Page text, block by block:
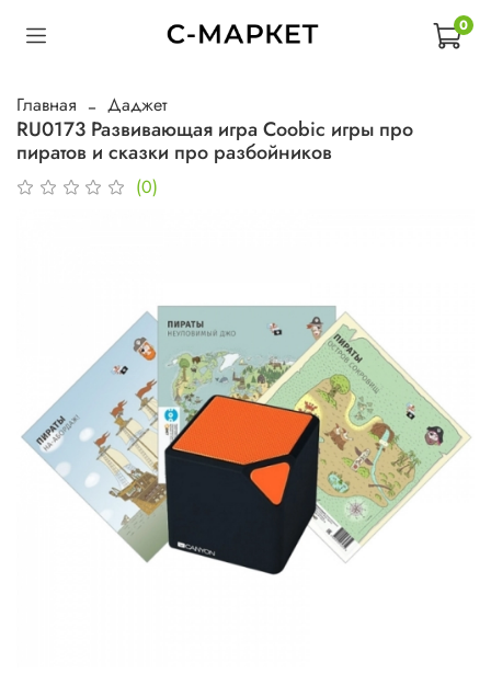
0
Главная Даджет
RU0173 Развивающая игра Coobic игры про
пиратов и сказки про разбойников
(0)